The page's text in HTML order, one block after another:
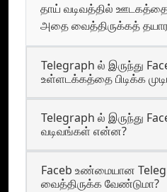
தாய் வடிவத்தில் ஊடகத்தை
அதை வைத்திருக்கத்
Telegraph ல் இருந்து
உள்ளடக்கத்தை பிடிக்க
Telegraph ல் இருந்து
வடிவங்கள் என்ன?
Faceb உண்மையான
வைத்திருக்க வேண்டுமா?